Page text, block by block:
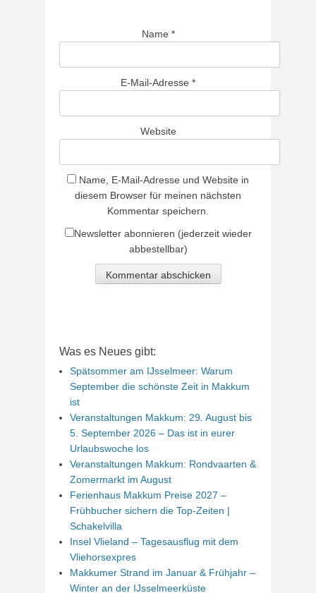
Name *
E-Mail-Adresse *
Website
Name, E-Mail-Adresse und Website in
diesem Browser für meinen nächsten
Kommentar speichern.
Newsletter abonnieren (jederzeit wieder
abbestellbar)
Was es Neues gibt:
Spätsommer am IJsselmeer: Warum
September die schönste Zeit in Makkum
ist
Veranstaltungen Makkum: 29. August bis
5. September 2026 – Das ist in eurer
Urlaubswoche los
Veranstaltungen Makkum: Rondvaarten &
Zomermarkt im August
Ferienhaus Makkum Preise 2027 –
Frühbucher sichern die Top-Zeiten |
Schakelvilla
Insel Vlieland – Tagesausflug mit dem
Vliehorsexpres
Makkumer Strand im Januar & Frühjahr –
Winter an der IJsselmeerküste